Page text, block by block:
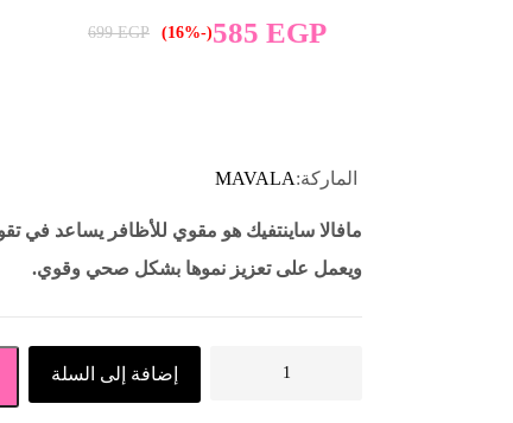
585 EGP
(-16%)
699EGP
الماركة:MAVALA
مافالا ساينتفيك هو مقوي للأظافر يساعد في
ويعمل على تعزيز نموها بشكل صحي وقوي.
إضافة إلى السلة